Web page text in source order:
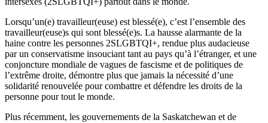
Lorsqu’un(e) travailleur(euse) est blessé(e), c’est l’ensemble des
travailleur(euse)s qui sont blessé(e)s. La hausse alarmante de la
haine contre les personnes 2SLGBTQI+, rendue plus audacieuse
par un conservatisme insouciant tant au pays qu’à l’étranger, et une
conjoncture mondiale de vagues de fascisme et de politiques de
l’extrême droite, démontre plus que jamais la nécessité d’une
solidarité renouvelée pour combattre et défendre les droits de la
personne pour tout le monde.
Plus récemment, les gouvernements de la Saskatchewan et de